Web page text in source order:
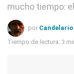
mucho tiempo:
por Candelario
Tiempo de lectura: 3